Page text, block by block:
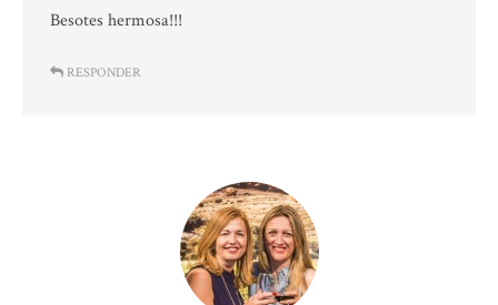
Besotes hermosa!!!
RESPONDER